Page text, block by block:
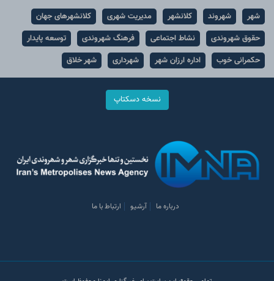
شهر شهروند کلانشهر مدیریت شهری
کلانشهرهای جهان
حقوق شهروندی
نشاط اجتماعی فرهنگ شهروندی
توسعه پایدار
حکمرانی خوب
اداره ارزان شهر شهرداری شهر خلاق
نسخه دسکتاپ
درباره ما آرشیو ارتباط با ما